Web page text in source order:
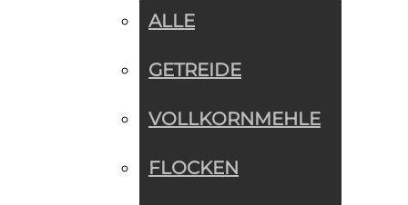
ALLE
GETREIDE
VOLLKORNMEHLE
FLOCKEN